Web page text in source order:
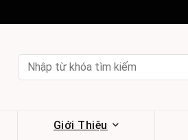
Giới Thiệu